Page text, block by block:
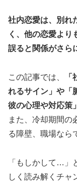
社内恋愛は、別れ
く、他の恋愛より
誤ると関係がさら
この記事では、
れるサイン」や「
彼の心理や対応策
また、冷却期間の
る障壁、職場なら
「もしかして…」
しく読み解くチャ